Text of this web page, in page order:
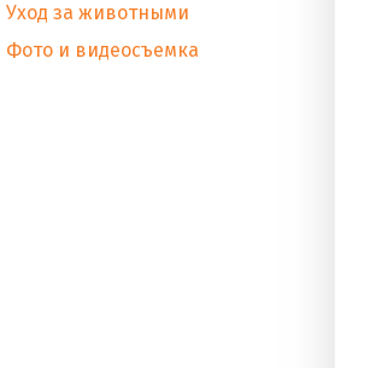
Уход за животными
Фото и видеосъемка